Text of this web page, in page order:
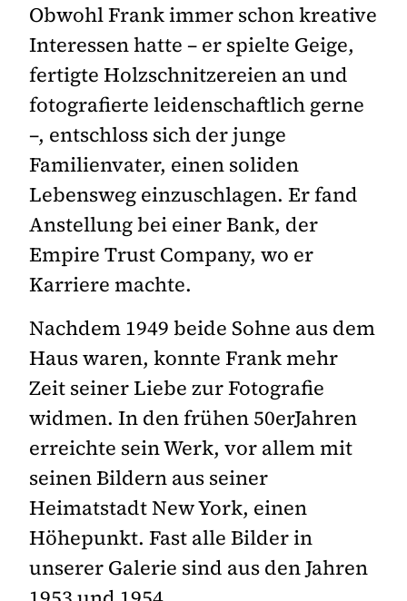
Obwohl Frank immer schon kreative
Interessen hatte – er spielte Geige,
fertigte Holzschnitzereien an und
fotografierte leidenschaftlich gerne
–, entschloss sich der junge
Familienvater, einen soliden
Lebensweg einzuschlagen. Er fand
Anstellung bei einer Bank, der
Empire Trust Company, wo er
Karriere machte.
Nachdem 1949 beide Sohne aus dem
Haus waren, konnte Frank mehr
Zeit seiner Liebe zur Fotografie
widmen. In den frühen 50erJahren
erreichte sein Werk, vor allem mit
seinen Bildern aus seiner
Heimatstadt New York, einen
Höhepunkt. Fast alle Bilder in
unserer Galerie sind aus den Jahren